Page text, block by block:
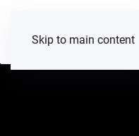
Skip to main content